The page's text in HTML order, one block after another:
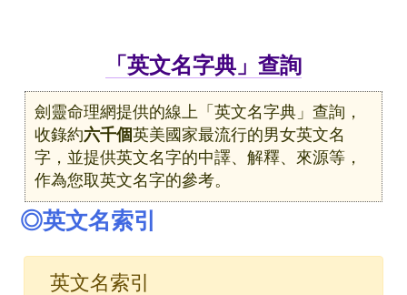
「英文名字典」查詢
劍靈命理網提供的線上「英文名字典」查詢，
收錄約六千個英美國家最流行的男女英文名
字，並提供英文名字的中譯、解釋、來源等，
作為您取英文名字的參考。
◎英文名索引
英文名索引